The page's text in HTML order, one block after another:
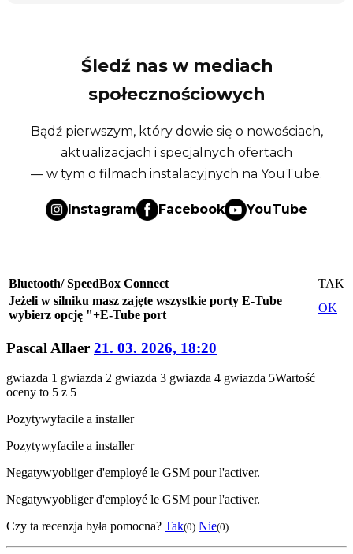
Śledź nas w mediach
społecznościowych
Bądź pierwszym, który dowie się o nowościach,
aktualizacjach i specjalnych ofertach
— w tym o filmach instalacyjnych na YouTube.
Instagram Facebook YouTube
Bluetooth/ SpeedBox Connect
TAK
Jeżeli w silniku masz zajęte wszystkie porty E-Tube
wybierz opcję "+E-Tube port
OK
Pascal Allaer 21. 03. 2026, 18:20
gwiazda 1 gwiazda 2 gwiazda 3 gwiazda 4 gwiazda 5Wartość
oceny to 5 z 5
Pozytywyfacile a installer
Pozytywyfacile a installer
Negatywyobliger d'employé le GSM pour l'activer.
Negatywyobliger d'employé le GSM pour l'activer.
Czy ta recenzja była pomocna? Tak(0) Nie(0)